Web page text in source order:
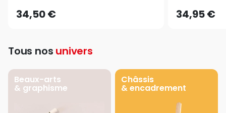
34,50 € 34,95 €
Tous nos univers
Beaux-arts
& graphisme
Châssis
& encadrement